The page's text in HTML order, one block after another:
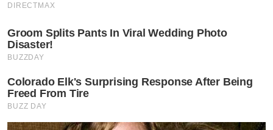
DIRECTMAX
Groom Splits Pants In Viral Wedding Photo
Disaster!
BUZZDAY
Colorado Elk's Surprising Response After Being
Freed From Tire
BUZZ DAY